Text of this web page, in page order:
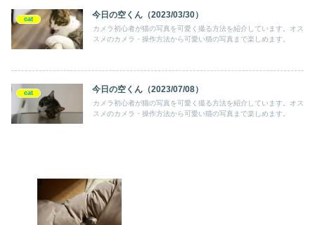
cat 今日の空くん（2023/03/30）
カメラ初心者が猫の写真を可愛く撮る方法を紹介しています。オス
スメのカメラ・操作方法から可愛い猫の写真まで楽しめます。
cat 今日の空くん（2023/07/08）
カメラ初心者が猫の写真を可愛く撮る方法を紹介しています。オス
スメのカメラ・操作方法から可愛い猫の写真まで楽しめます。